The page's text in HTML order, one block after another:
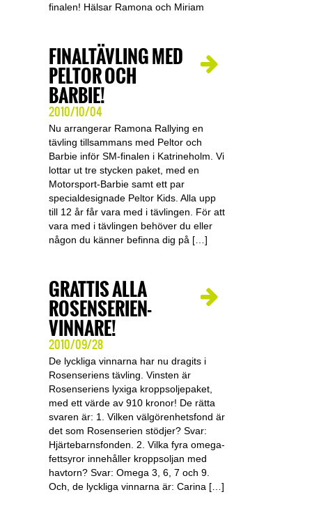
finalen! Hälsar Ramona och Miriam
FINALTÄVLING MED
PELTOR OCH
BARBIE!
2010/10/04
Nu arrangerar Ramona Rallying en
tävling tillsammans med Peltor och
Barbie inför SM-finalen i Katrineholm. Vi
lottar ut tre stycken paket, med en
Motorsport-Barbie samt ett par
specialdesignade Peltor Kids. Alla upp
till 12 år får vara med i tävlingen. För att
vara med i tävlingen behöver du eller
någon du känner befinna dig på […]
GRATTIS ALLA
ROSENSERIEN-
VINNARE!
2010/09/28
De lyckliga vinnarna har nu dragits i
Rosenseriens tävling. Vinsten är
Rosenseriens lyxiga kroppsoljepaket,
med ett värde av 910 kronor! De rätta
svaren är: 1. Vilken välgörenhetsfond är
det som Rosenserien stödjer? Svar:
Hjärtebarnsfonden. 2. Vilka fyra omega-
fettsyror innehåller kroppsoljan med
havtorn? Svar: Omega 3, 6, 7 och 9.
Och, de lyckliga vinnarna är: Carina […]